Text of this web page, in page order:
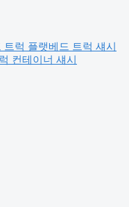
트럭 플랫베드 트럭 섀시
컨테이너 섀시